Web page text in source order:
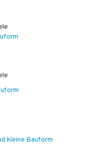
kleine Bauform